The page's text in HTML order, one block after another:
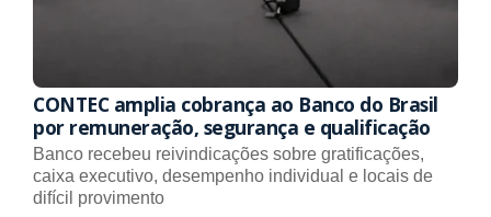
CONTEC amplia cobrança ao Banco do Brasil
por remuneração, segurança e qualificação
Banco recebeu reivindicações sobre gratificações,
caixa executivo, desempenho individual e locais de
difícil provimento